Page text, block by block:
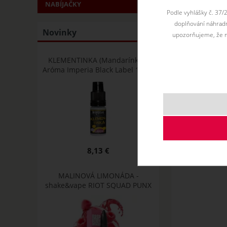
NABÍJAČKY
Novinky
KLEMENTINKA (Mandarínky) -
Aróma Imperia Black Label 10 ml
8,13 €
MALINOVÁ LIMONÁDA -
shake&vape RIOT SQUAD PUNX
Podle vyhlášky č.
doplňování
upozorňujeme, že